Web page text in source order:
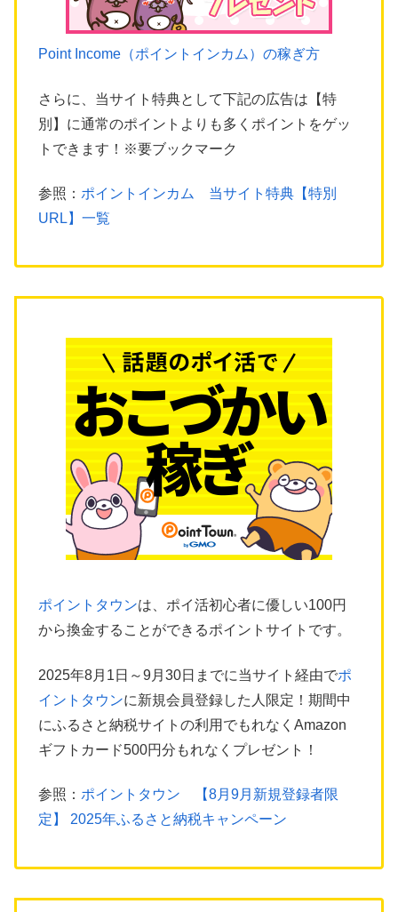
Point Income（ポイントインカム）の稼ぎ方
さらに、当サイト特典として下記の広告は【特
別】に通常のポイントよりも多くポイントをゲッ
トできます！※要ブックマーク
参照： ポイントインカム 当サイト特典【特別
URL】一覧
ポイントタウンは、ポイ活初心者に優しい100円
から換金することができるポイントサイトです。
2025年8月1日～9月30日までに当サイト経由でポ
イントタウンに新規会員登録した人限定！期間中
にふるさと納税サイトの利用でもれなくAmazon
ギフトカード500円分もれなくプレゼント！
参照： ポイントタウン 【8月9月新規登録者限
定】 2025年ふるさと納税キャンペーン